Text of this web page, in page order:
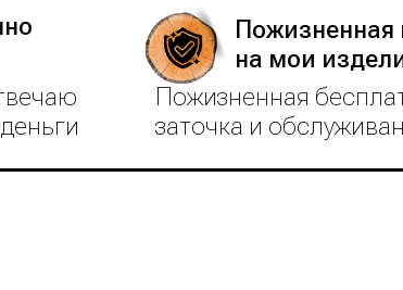
Пожизненная
на мои
Пожизненная
заточка и